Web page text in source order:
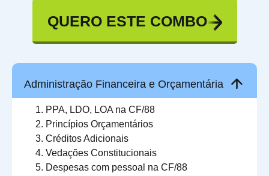
QUERO ESTE COMBO
Administração Financeira e Orçamentária
PPA, LDO, LOA na CF/88
Princípios Orçamentários
Créditos Adicionais
Vedações Constitucionais
Despesas com pessoal na CF/88